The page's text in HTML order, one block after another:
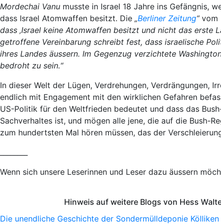
Mordechai Vanu musste in Israel 18 Jahre ins Gefängnis,
dass Israel Atomwaffen besitzt. Die „Berliner Zeitung“vom
dass ‚Israel keine Atomwaffen besitzt und nicht das erste
getroffene Vereinbarung schreibt fest, dass israelische
ihres Landes äussern. Im Gegenzug verzichtete
bedroht zu sein.“
In dieser Welt der Lügen, Verdrehungen, Verdrängungen,
endlich mit Engagement mit den wirklichen Gefahren
US-Politik für den Weltfrieden bedeutet und dass das
Sachverhaltes ist, und mögen alle jene, die auf die Bush-
zum hundertsten Mal hören müssen, das der
Wenn sich unsere Leserinnen und Leser dazu äussern
Hinweis auf weitere Blogs von Hess
Die unendliche Geschichte der Sondermülldeponie Kölliken